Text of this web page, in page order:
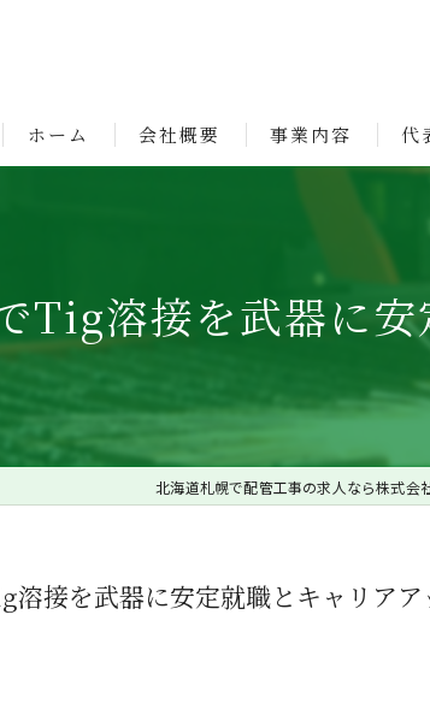
ホーム 会社概要 事業内容 代
Tig溶接を武器に
北海道札幌で配管工事の求人なら株式会
溶接を武器に安定就職とキャリア